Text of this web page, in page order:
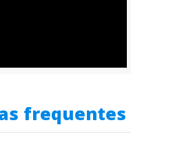
frequentes